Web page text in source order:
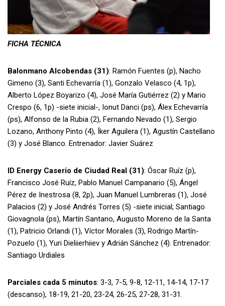
FICHA TÉCNICA
Balonmano Alcobendas (31): Ramón Fuentes (p), Nacho
Gimeno (3), Santi Echevarría (1), Gonzalo Velasco (4, 1p),
Alberto López Boyarizo (4), José María Gutiérrez (2) y Mario
Crespo (6, 1p) -siete inicial-, Ionut Danci (ps), Álex Echevarría
(ps), Alfonso de la Rubia (2), Fernando Nevado (1), Sergio
Lozano, Anthony Pinto (4), Íker Aguilera (1), Agustín Castellano
(3) y José Blanco. Entrenador: Javier Suárez
ID Energy Caserío de Ciudad Real (31): Óscar Ruíz (p),
Francisco José Ruíz, Pablo Manuel Campanario (5), Ángel
Pérez de Inestrosa (8, 2p), Juan Manuel Lumbreras (1), José
Palacios (2) y José Andrés Torres (5) -siete inicial; Santiago
Giovagnola (ps), Martín Santano, Augusto Moreno de la Santa
(1), Patricio Orlandi (1), Víctor Morales (3), Rodrigo Martín-
Pozuelo (1), Yuri Dieliierhiiev y Adrián Sánchez (4). Entrenador:
Santiago Urdiales
Parciales cada 5 minutos: 3-3, 7-5, 9-8, 12-11, 14-14, 17-17
(descanso), 18-19, 21-20, 23-24, 26-25, 27-28, 31-31.